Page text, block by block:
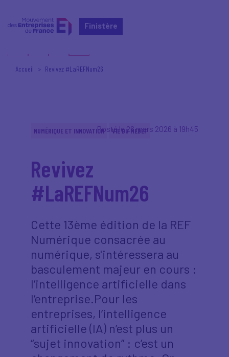
Finistère
Accueil Revivez #LaREFNum26
Posté le 26 mars 2026 à 19h45
NUMÉRIQUE ET INNOVATION VIE DU MEDEF
Revivez
#LaREFNum26
Cette 13ème édition de la REF
Numérique consacrée au
numérique, s'intéressera au
basculement majeur en cours :
l’intelligence artificielle dans
l’entreprise.Pour les
entreprises, l’intelligence
artificielle (IA) n’est plus un
“sujet innovation” : c’est un